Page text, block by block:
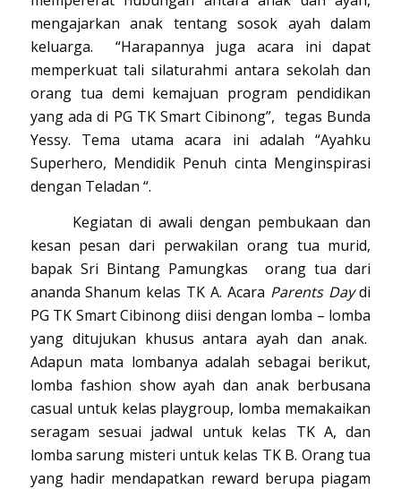
mengajarkan anak tentang sosok ayah dalam
keluarga. “Harapannya juga acara ini dapat
memperkuat tali silaturahmi antara sekolah dan
orang tua demi kemajuan program pendidikan
yang ada di PG TK Smart Cibinong”, tegas Bunda
Yessy. Tema utama acara ini adalah “Ayahku
Superhero, Mendidik Penuh cinta Menginspirasi
dengan Teladan “.
Kegiatan di awali dengan pembukaan dan
kesan pesan dari perwakilan orang tua murid,
bapak Sri Bintang Pamungkas orang tua dari
ananda Shanum kelas TK A. Acara Parents Daydi
PG TK Smart Cibinong diisi dengan lomba – lomba
yang ditujukan khusus antara ayah dan anak.
Adapun mata lombanya adalah sebagai berikut,
lomba fashion show ayah dan anak berbusana
casual untuk kelas playgroup, lomba memakaikan
seragam sesuai jadwal untuk kelas TK A, dan
lomba sarung misteri untuk kelas TK B. Orang tua
yang hadir mendapatkan reward berupa piagam